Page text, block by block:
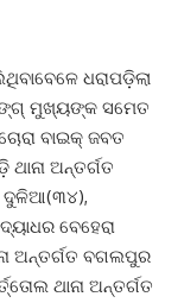
ଧରାପଡ଼ିଲା
ମୁଖ୍ୟଙ୍କ ସମେତ
ବାଇକ୍‌ ଜବତ
ଅନ୍ତର୍ଗତ
ଦୁଳିଆ(୩୪),
ବେହେରା
ଅନ୍ତର୍ଗତ ବଗଲପୁର
ଥାନା ଅନ୍ତର୍ଗତ